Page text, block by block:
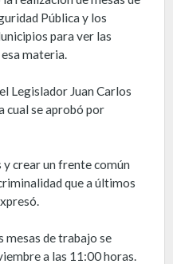
Pública y los
para ver las
materia.
Legislador Juan Carlos
cual se aprobó por
crear un frente común
que a últimos
mesas de trabajo se
a las 11:00 horas.